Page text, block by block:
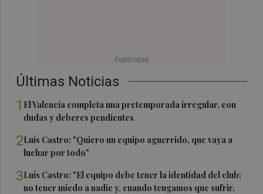
Últimas Noticias
1 El Valencia completa una pretemporada irregular, con
dudas y deberes pendientes
2Luís Castro: "Quiero un equipo aguerrido, que vaya a
luchar por todo"
3Luís Castro: "El equipo debe tener la identidad del club;
no tener miedo a nadie y, cuando tengamos que sufrir,